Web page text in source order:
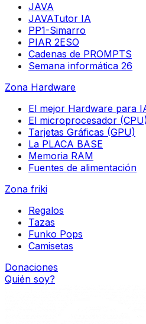
JAVA
JAVATutor IA
PP1-Simarro
PIAR 2ESO
Cadenas de PROMPTS
Semana informática 26
Zona Hardware
El mejor Hardware para
El microprocesador
Tarjetas Gráficas (GPU)
La PLACA BASE
Memoria RAM
Fuentes de alimentación
Zona friki
Regalos
Tazas
Funko Pops
Camisetas
Donaciones
Quién soy?